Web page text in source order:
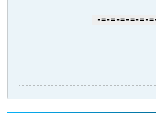
=-=-=-=-=-